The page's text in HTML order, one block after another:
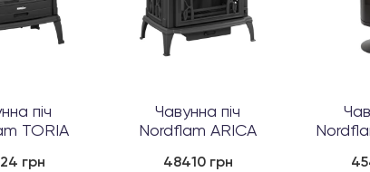
піч
TORIA
грн
Чавунна піч
Nordflam ARICA
48410 грн